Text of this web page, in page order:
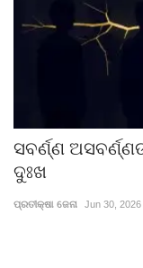
ସବର୍ଣ୍ଣ
ଦୁଃଖ
ପ୍ରତୀକ୍ଷା ଜେନା Jun 30, 2026